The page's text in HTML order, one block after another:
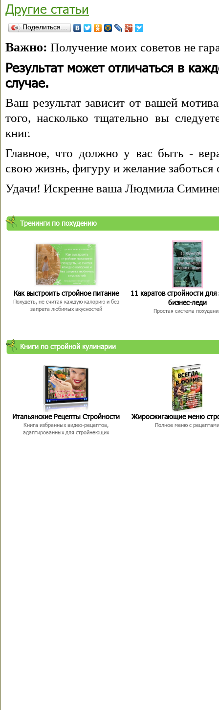
Другие статьи
Поделиться…
Важно: Получение моих советов не
Результат может отличаться в
случае.
Ваш результат зависит от вашей
того, насколько тщательно вы
книг.
Главное, что должно у вас быть -
свою жизнь, фигуру и желание заботься
Удачи! Искренне ваша Людмила
Тренинги по похудению
Как выстроить стройное питание
Похудеть, не считая каждую калорию и без
запрета любимых вкусностей
11 каратов стройности для
бизнес-леди
Простая система
Книги по стройной кулинарии
Итальянские Рецепты Стройности
Книга избранных видео-рецептов,
адаптированных для стройнеющих
Жиросжигающие меню
Полное меню с рецептами